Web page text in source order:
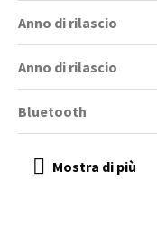
Anno di rilascio
Anno di rilascio
Bluetooth